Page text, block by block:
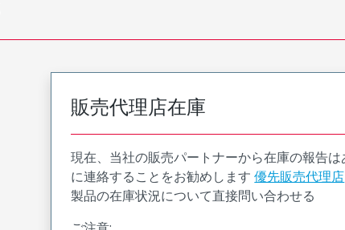
販売代理店在庫
現在、当社の販売パートナーから在庫の報告は
に連絡することをお勧めします 優先販売代理店
製品の在庫状況について直接問い合わせる